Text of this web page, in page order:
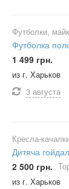
Футболки,
Футболка
1 499 грн.
из г. Харьков
3 августа
Кресла-
Дитяча
2 500 грн.
из г. Харьков